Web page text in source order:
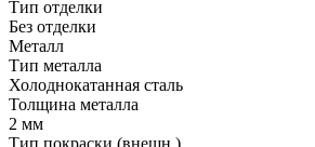
Тип отделки
Без отделки
Металл
Тип металла
Холоднокатанная сталь
Толщина металла
2 мм
Тип покраски (внешн.)